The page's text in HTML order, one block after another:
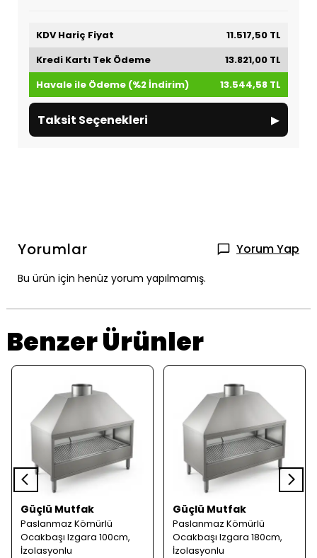
KDV Hariç Fiyat
11.517,50 TL
Kredi Kartı Tek Ödeme
13.821,00 TL
Havale ile Ödeme (%2 İndirim)
13.544,58 TL
Taksit Seçenekleri ▸
Yorumlar Yorum Yap
Bu ürün için henüz yorum yapılmamış.
Benzer Ürünler
Güçlü Mutfak
Paslanmaz Kömürlü
Ocakbaşı Izgara 100cm,
İzolasyonlu
Güçlü Mutfak
Paslanmaz Kömürlü
Ocakbaşı Izgara 180cm,
İzolasyonlu